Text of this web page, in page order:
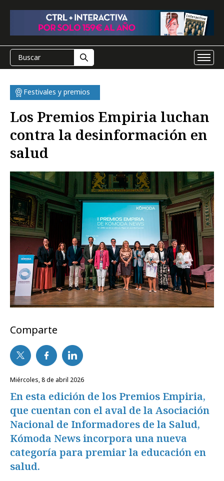
Festivales y premios
Los Premios Empiria luchan
contra la desinformación en
salud
Comparte
miércoles, 8 de abril 2026
En esta edición de los Premios Empiria,
que cuentan con el aval de la Asociación
Nacional de Informadores de la Salud,
Kómoda News incorpora una nueva
categoría para premiar la educación en
salud.